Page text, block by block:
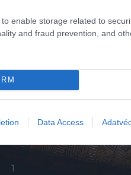
enable storage related to
and fraud prevention, and
Data Access
1